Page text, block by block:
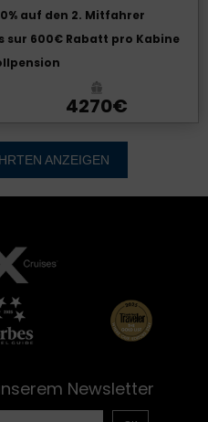
auf den 2. Mitfahrer
sur 600€ Rabatt pro Kabine
4270€
ANZEIGEN
Newsletter